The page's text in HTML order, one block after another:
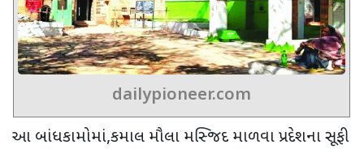
dailypioneer.com
આ બાંધકામોમાં,કમાલ મૌલા મસ્જિદ માળવા પ્રદેશના સૂફી